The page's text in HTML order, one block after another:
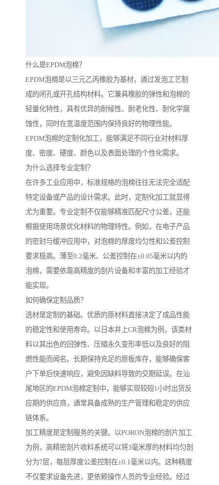
什么是EPDM泡棉？
EPDM泡棉是以三元乙丙橡胶为基材，通过发泡工艺制
成的闭孔或开孔结构材料。它兼具橡胶的弹性和泡棉的
轻量化特性，具有优异的耐候性、耐老化性、耐化学腐
蚀性，同时在宽温度范围内保持良好的物理性能。
EPDM泡棉的定制化加工，能够满足不同行业对材料厚
度、密度、硬度、颜色以及表面处理的个性化需求。
为什么选择专业定制？
在许多工业应用中，标准规格的泡棉往往无法完全适配
特定设备或产品的设计需求。此时，定制化加工就显得
尤为重要。专业定制不仅能够精准匹配尺寸公差，还能
根据使用场景优化材料的物理特性。例如，在电子产品
的密封与缓冲应用中，对泡棉的厚度均匀性和公差控制
要求极高。薄至0.2毫米、公差控制在±0.05毫米以内的
泡棉，需要依靠高精度的剖片设备和丰富的加工经验才
能实现。
如何确保定制品质？
选材是定制的基础。优质的原材料直接决定了成品性能
的稳定性和使用寿命。以日本井上CR泡棉为例，该类材
料以其出色的回弹性、压缩永久变形率低以及良好的阻
燃性能而闻名。长期保持充足的原板库存，能够确保客
户下单后快速响应，避免因缺料导致的交期延误。在汕
尾地区的EPDM泡棉定制中，能够实现较短1小时出货反
应期的供应商，通常具备成熟的生产管理和稳定的供应
链体系。
加工精度是定制服务的关键。以PORON泡棉的剖片加工
为例，高精密剖片收料系统可以将3毫米厚的材料均匀剖
分为7层，每层厚度公差控制在±0.1毫米以内。这种精度
不仅要求设备先进，更依赖操作人员的专业经验。经过